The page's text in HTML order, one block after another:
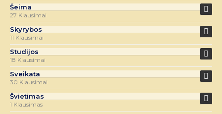
Šeima
27 Klausimai
Skyrybos
11 Klausimai
Studijos
18 Klausimai
Sveikata
30 Klausimai
Švietimas
1 Klausimas